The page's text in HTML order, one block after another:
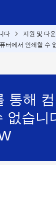
다
지원 및 다
터에서 인쇄할 수
통해 컴
없습니